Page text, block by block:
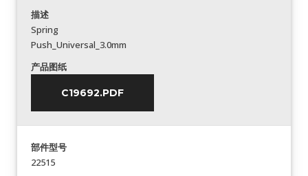
描述
Spring
Push_Universal_3.0mm
产品图纸
C19692.PDF
部件型号
22515